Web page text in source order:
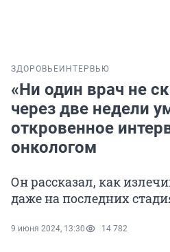
ЗДОРОВЬЕ ИНТЕРВЬЮ
«Ни один врач не
через две недели
откровенное
онкологом
Он рассказал, как
даже на последних
9 июня 2024, 13:30 14 782